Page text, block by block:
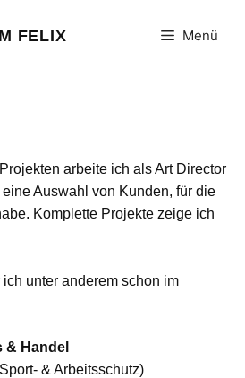
FELIX Menü
arbeite ich als Art Director
Auswahl von Kunden, für die
Komplette Projekte zeige ich
unter anderem schon im
Handel
& Arbeitsschutz)